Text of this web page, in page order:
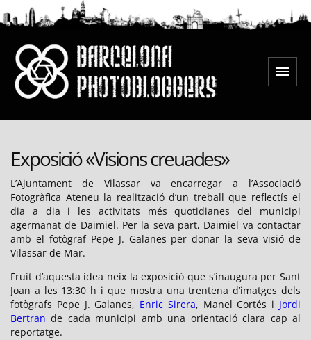
al
Menú
Exposició «Visions creuades»
L’Ajuntament de Vilassar va encarregar a l’Associació
Fotogràfica Ateneu la realització d’un treball que reflectís el
dia a dia i les activitats més quotidianes del municipi
agermanat de Daimiel. Per la seva part, Daimiel va contactar
amb el fotògraf Pepe J. Galanes per donar la seva visió de
Vilassar de Mar.
Fruit d’aquesta idea neix la exposició que s’inaugura per Sant
Joan a les 13:30 h i que mostra una trentena d’imatges dels
fotògrafs Pepe J. Galanes, Enric Sirera, Manel Cortés i Jordi
Bertran de cada municipi amb una orientació clara cap al
reportatge.